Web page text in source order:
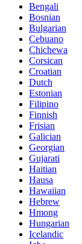
Bengali
Bosnian
Bulgarian
Cebuano
Chichewa
Corsican
Croatian
Dutch
Estonian
Filipino
Finnish
Frisian
Galician
Georgian
Gujarati
Haitian
Hausa
Hawaiian
Hebrew
Hmong
Hungarian
Icelandic